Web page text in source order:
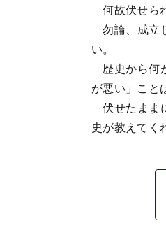
何故伏せら
勿論、成立
い。
歴史から何
が悪い」こと
伏せたまま
史が教えてく